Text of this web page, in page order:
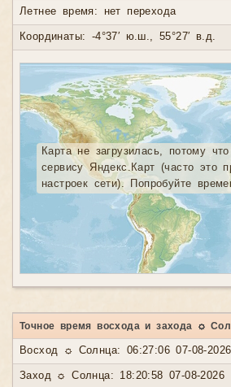
Летнее время: нет перехода
Координаты: -4°37′ ю.ш., 55°27′ в.д.
Карта не загрузилась, потому
сервису Яндекс.Карт (часто это
настроек сети). Попробуйте
Точное время восхода и захода ☼
Восход ☼ Солнца: 06:27:06 07-08-2026
Заход ☼ Солнца: 18:20:58 07-08-2026